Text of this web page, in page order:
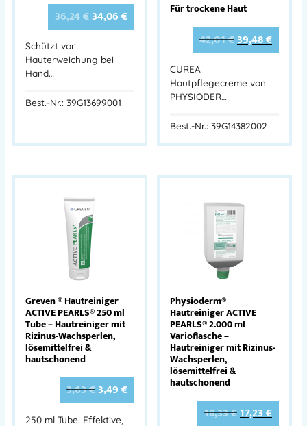
36,24€34,06€
Schützt vor
Hauterweichung bei
Hand…
Best.-Nr.: 39G13699001
Für trockene Haut
42,01€39,48€
CUREA
Hautpflegecreme von
PHYSIODER…
Best.-Nr.: 39G14382002
Greven ® Hautreiniger
ACTIVE PEARLS® 250 ml
Tube – Hautreiniger mit
Rizinus-Wachsperlen,
lösemittelfrei &
hautschonend
3,63€3,49€
250 ml Tube. Effektive,
Physioderm®
Hautreiniger ACTIVE
PEARLS® 2.000 ml
Varioflasche –
Hautreiniger mit Rizinus-
Wachsperlen,
lösemittelfrei &
hautschonend
18,33€17,23€